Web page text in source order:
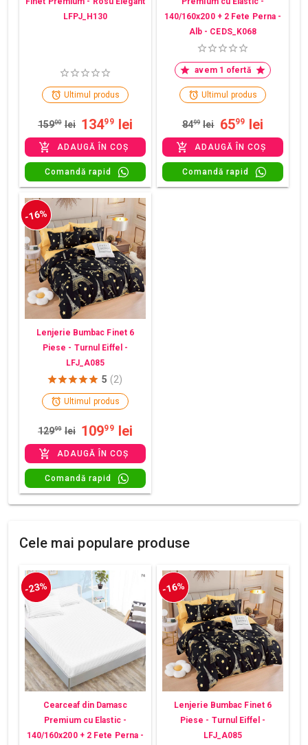
LFPJ_H130
Ultimul produs
15900 lei 13499 lei
ADAUGĂ ÎN COȘ
Comandă rapid
140/160x200 + 2 Fete Perna -
Alb - CEDS_K068
avem 1 ofertă
Ultimul produs
8499 lei 6599 lei
ADAUGĂ ÎN COȘ
Comandă rapid
-16%
Lenjerie Bumbac Finet 6
Piese - Turnul Eiffel -
LFJ_A085
5 (2)
Ultimul produs
12999 lei 10999 lei
ADAUGĂ ÎN COȘ
Comandă rapid
Cele mai populare produse
-23%
Cearceaf din Damasc
Premium cu Elastic -
140/160x200 + 2 Fete Perna -
-16%
Lenjerie Bumbac Finet 6
Piese - Turnul Eiffel -
LFJ_A085